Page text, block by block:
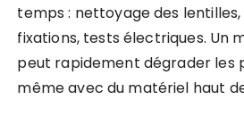
temps : nettoyage des
fixations, tests électriques. Un
peut rapidement dégrader les
même avec du matériel haut